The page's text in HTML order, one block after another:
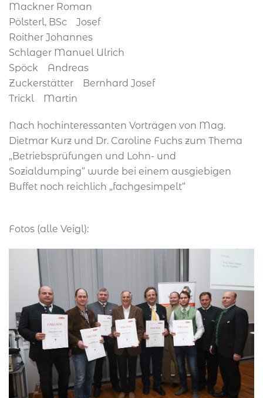
Mackner Roman
Pölsterl, BSc Josef
Roither Johannes
Schlager Manuel Ulrich
Spöck Andreas
Zuckerstätter Bernhard Josef
Trickl Martin
Nach hochinteressanten Vorträgen von Mag.
Dietmar Kurz und Dr. Caroline Fuchs zum Thema
„Betriebsprüfungen und Lohn- und
Sozialdumping“ wurde bei einem ausgiebigen
Buffet noch reichlich „fachgesimpelt“
Fotos (alle Veigl):